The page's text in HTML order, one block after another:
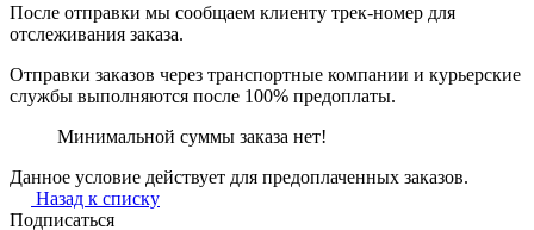
После отправки мы сообщаем клиенту трек-номер для
отслеживания заказа.
Отправки заказов через транспортные компании и курьерские
службы выполняются после 100% предоплаты.
Минимальной суммы заказа нет!
Данное условие действует для предоплаченных заказов.
Назад к списку
Подписаться